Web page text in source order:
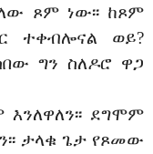
ጾም ነው፡፡ ከጾም
ተቀብሎናል ወይ?
ግን ስለዶሮ ዋጋ
ደግሞም
ታላቁ ጌታ የጾመው